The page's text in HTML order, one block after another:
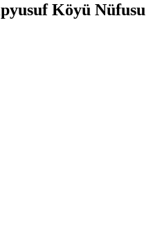
Köyü Nüfusu